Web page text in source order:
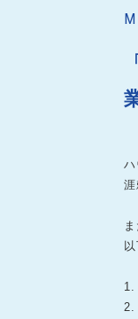
1.
2.